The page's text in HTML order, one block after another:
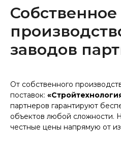
Собственное
заводов
От собственного
поставок:
партнеров гарантируют
объектов любой сложности.
честные цены напрямую от